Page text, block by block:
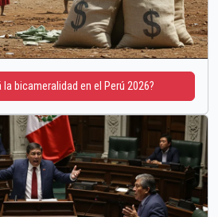
bicameralidad en el Perú 2026?